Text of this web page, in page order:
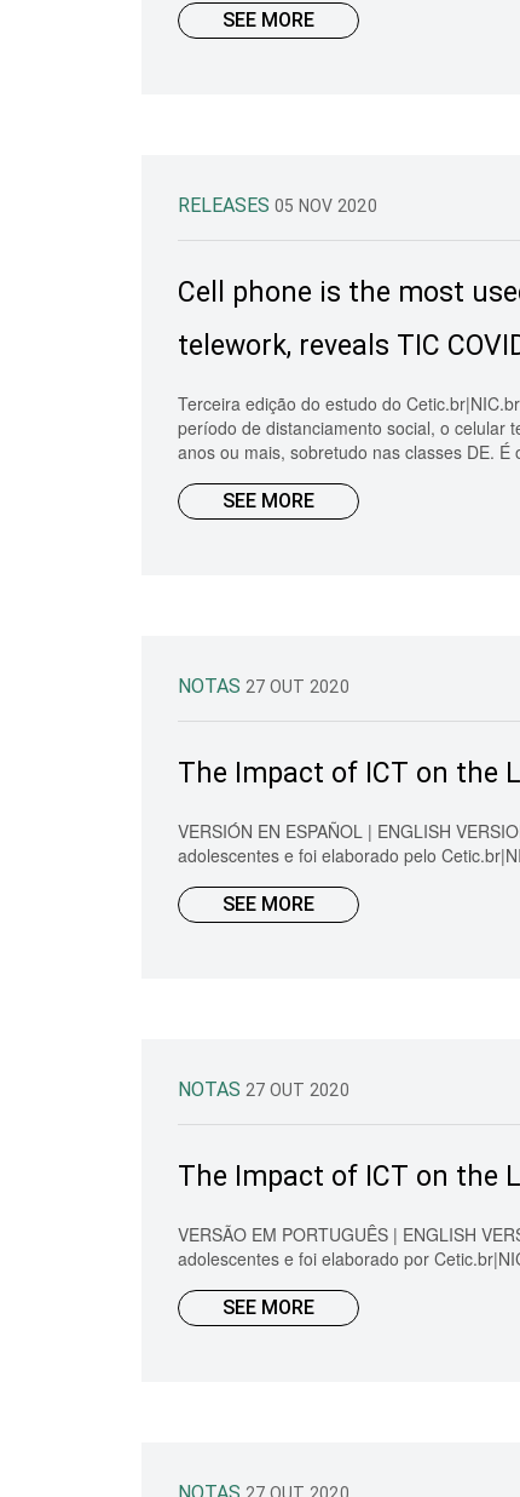
SEE MORE
RELEASES 05 NOV 2020
Cell phone is the most
telework, reveals TIC
Terceira edição do estudo do
período de distanciamento social, o celular
anos ou mais, sobretudo nas classes DE.
SEE MORE
NOTAS 27 OUT 2020
The Impact of ICT on the
VERSIÓN EN ESPAÑOL | ENGLISH
adolescentes e foi elaborado pelo
SEE MORE
NOTAS 27 OUT 2020
The Impact of ICT on the
VERSÃO EM PORTUGUÊS | ENGLISH
adolescentes e foi elaborado por
SEE MORE